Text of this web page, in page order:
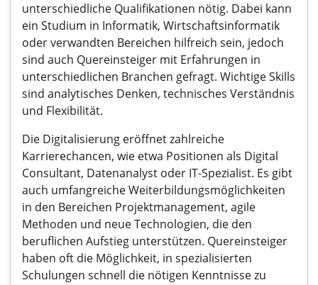
unterschiedliche Qualifikationen nötig. Dabei kann
ein Studium in Informatik, Wirtschaftsinformatik
oder verwandten Bereichen hilfreich sein, jedoch
sind auch Quereinsteiger mit Erfahrungen in
unterschiedlichen Branchen gefragt. Wichtige Skills
sind analytisches Denken, technisches Verständnis
und Flexibilität.
Die Digitalisierung eröffnet zahlreiche
Karrierechancen, wie etwa Positionen als Digital
Consultant, Datenanalyst oder IT-Spezialist. Es gibt
auch umfangreiche Weiterbildungsmöglichkeiten
in den Bereichen Projektmanagement, agile
Methoden und neue Technologien, die den
beruflichen Aufstieg unterstützen. Quereinsteiger
haben oft die Möglichkeit, in spezialisierten
Schulungen schnell die nötigen Kenntnisse zu